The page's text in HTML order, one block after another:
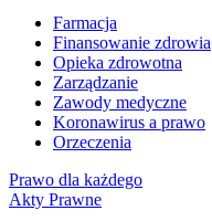
Farmacja
Finansowanie zdrowia
Opieka zdrowotna
Zarządzanie
Zawody medyczne
Koronawirus a prawo
Orzeczenia
Prawo dla każdego
Akty Prawne